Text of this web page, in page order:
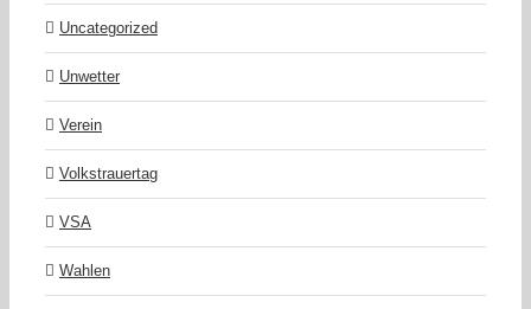
Uncategorized
Unwetter
Verein
Volkstrauertag
VSA
Wahlen